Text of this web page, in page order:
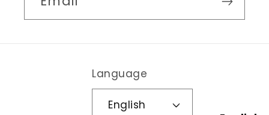
Language
English